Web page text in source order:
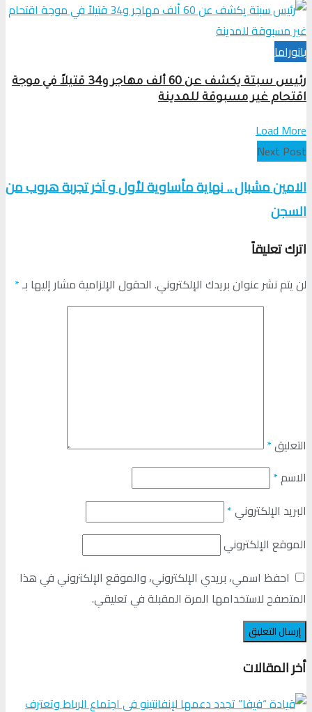
بانوراما
رئيس سبتة يكشف عن 60 ألف مهاجر و34 قتيلاً في موجة
اقتحام غير مسبوقة للمدينة
Load More
Next Post
الامين مشبال .. نهاية مأساوية لأول و آخر تجربة هروب من
السجن
اترك تعليقاً
لن يتم نشر عنوان بريدك الإلكتروني. الحقول الإلزامية مشار إليها بـ*
التعليق*
الاسم*
البريد الإلكتروني*
الموقع الإلكتروني
احفظ اسمي، بريدي الإلكتروني، والموقع الإلكتروني في هذا
المتصفح لاستخدامها المرة المقبلة في تعليقي.
أخر المقالات